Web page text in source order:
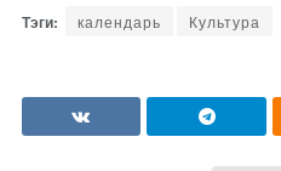
календарь Культура